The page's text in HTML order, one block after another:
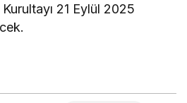
21 Eylül 2025